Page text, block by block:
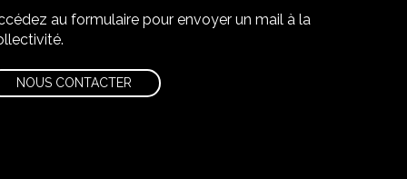
au formulaire pour envoyer un mail à la
NOUS CONTACTER